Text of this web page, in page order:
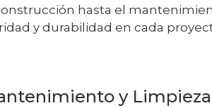
hasta el
y durabilidad en cada
y Limpieza